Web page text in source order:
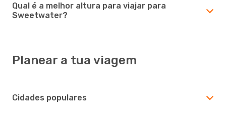
Qual é a melhor altura para viajar para
Sweetwater?
Planear a tua viagem
Cidades populares